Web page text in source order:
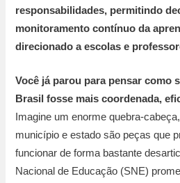
responsabilidades, permitindo
monitoramento contínuo da
direcionado a escolas e
Você já parou para pensar como
Brasil fosse mais coordenada,
Imagine um enorme quebra-
município e estado são peças que
funcionar de forma bastante
Nacional de Educação (SNE)